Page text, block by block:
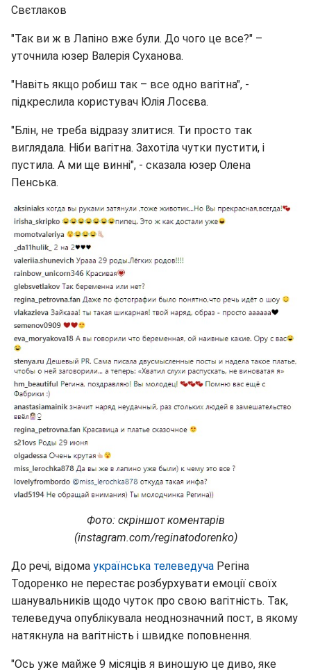
Свєтлаков
"Так ви ж в Лапіно вже були. До чого це все?" –
уточнила юзер Валерія Суханова.
"Навіть якщо робиш так – все одно вагітна", -
підкреслила користувач Юлія Лосєва.
"Блін, не треба відразу злитися. Ти просто так
виглядала. Ніби вагітна. Захотіла чутки пустити, і
пустила. А ми ще винні", - сказала юзер Олена
Пенська.
Фото: скріншот коментарів
(instagram.com/reginatodorenko)
До речі, відома українська телеведуча Регіна
Тодоренко не перестає розбурхувати емоції своїх
шанувальників щодо чуток про свою вагітність. Так,
телеведуча опублікувала неоднозначний пост, в якому
натякнула на вагітність і швидке поповнення.
"Ось уже майже 9 місяців я виношую це диво, яке